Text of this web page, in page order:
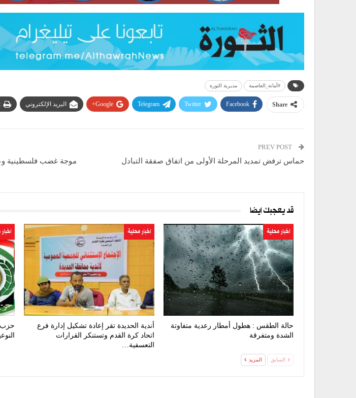
#أمانة_العاصمة مديرية الثورة
Share
Facebook
Twitter
Telegram
Google+ البريد الإلكتروني
حماس ترفض تمديد المرحلة الأولى من اتفاق صفقة التبادل
موجة غضب فلسطينية
قد يعجبك ايضا
اخبار محلية
حالة الطقس : هطول أمطار رعدية متفاوتة
الشدة ومتفرقة
اخبار محلية
أندية الحديدة تقر إعادة تشكيل إدارة فرع
اتحاد كرة القدم وتستنكر القرارات
التعسفية…
حزب
السابق المزيد